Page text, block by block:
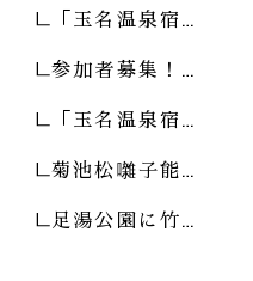
「玉名温泉宿…
参加者募集！…
「玉名温泉宿…
菊池松囃子能…
足湯公園に竹…